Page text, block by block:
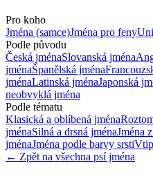
Pro koho
Jména (samce)Jména pro feny
Podle původu
Česká jménaSlovanská jména
jménaŠpanělská jména
jménaLatinská jménaJaponská
neobvyklá jména
Podle tématu
Klasická a oblíbená jména
jménaSilná a drsná jménaJména
jménaJména podle barvy srsti
← Zpět na všechna psí jména